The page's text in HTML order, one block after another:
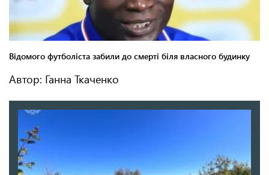
Автор: Ганна Ткаченко